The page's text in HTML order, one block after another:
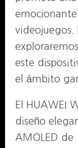
videojuegos.
este
el ámbito
El HUAWEI
diseño
AMOLED de